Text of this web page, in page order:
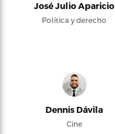
José Julio Aparicio
Política y derecho
Dennis Dávila
Cine